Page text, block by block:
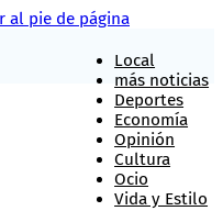
al pie de página
Local
más noticias
Deportes
Economía
Opinión
Cultura
Ocio
Vida y Estilo